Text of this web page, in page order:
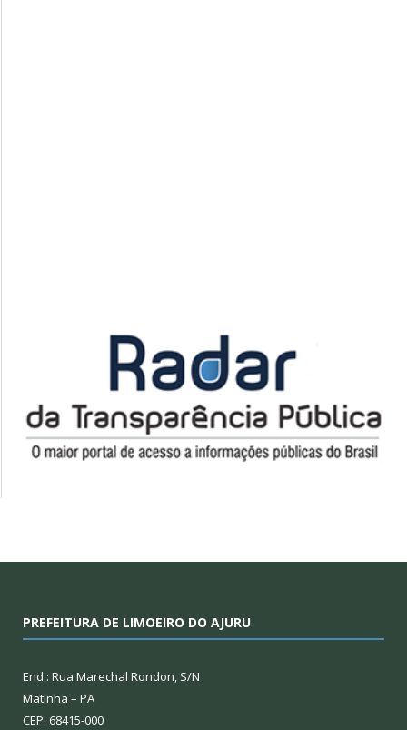
PREFEITURA DE LIMOEIRO DO AJURU
End.: Rua Marechal Rondon, S/N
Matinha – PA
CEP: 68415-000